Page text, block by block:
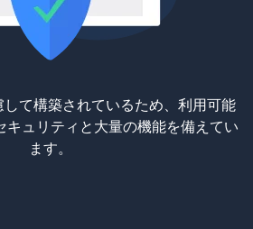
て構築されているため、利用可能
キュリティと大量の機能を備えてい
ます。